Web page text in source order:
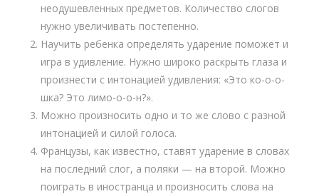
неодушевленных предметов. Количество слогов
нужно увеличивать постепенно.
Научить ребенка определять ударение поможет и
игра в удивление. Нужно широко раскрыть глаза и
произнести с интонацией удивления: «Это ко-о-о-
шка? Это лимо-о-о-н?».
Можно произносить одно и то же слово с разной
интонацией и силой голоса.
Французы, как известно, ставят ударение в словах
на последний слог, а поляки — на второй. Можно
поиграть в иностранца и произносить слова на